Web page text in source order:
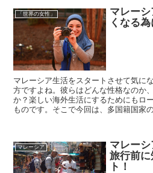
「世界の女性」
マレー
くなる
マレーシア生活をスタートさせて気に
方ですよね。彼らはどんな性格なのか
か？楽しい海外生活にするためにもロ
ものです。そこで今回は、多国籍国家
マレーシア
マレーシ
旅行前
ト！